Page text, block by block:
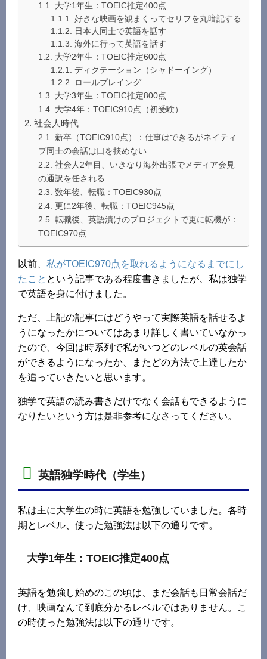
大学1年生：TOEIC推定400点
好きな映画を観まくってセリフを丸暗記する
日本人同士で英語を話す
海外に行って英語を話す
大学2年生：TOEIC推定600点
ディクテーション（シャドーイング）
ロールプレイング
大学3年生：TOEIC推定800点
大学4年：TOEIC910点（初受験）
社会人時代
新卒（TOEIC910点）：仕事はできるがネイティ
ブ同士の会話は口を挟めない
社会人2年目、いきなり海外出張でメディア会見
の通訳を任される
数年後、転職：TOEIC930点
更に2年後、転職：TOEIC945点
転職後、英語漬けのプロジェクトで更に転機が：
TOEIC970点
以前、 私がTOEIC970点を取れるようになるまでにし
たこと という記事である程度書きましたが、私は独学
で英語を身に付けました。
ただ、上記の記事にはどうやって実際英語を話せるよ
うになったかについてはあまり詳しく書いていなかっ
たので、今回は時系列で私がいつどのレベルの英会話
ができるようになったか、またどの方法で上達したか
を追っていきたいと思います。
独学で英語の読み書きだけでなく会話もできるように
なりたいという方は是非参考になさってください。
英語独学時代（学生）
私は主に大学生の時に英語を勉強していました。各時
期とレベル、使った勉強法は以下の通りです。
大学1年生：TOEIC推定400点
英語を勉強し始めのこの頃は、まだ会話も日常会話だ
け、映画なんて到底分かるレベルではありません。こ
の時使った勉強法は以下の通りです。